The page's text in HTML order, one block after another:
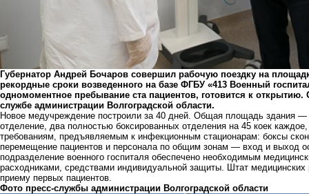
Губернатор Андрей Бочаров совершил рабочую поездку на
рекордные сроки возведенного на базе ФГБУ «413 Военный
одномоментное пребывание ста пациентов, готовится к
службе администрации Волгоградской области.
Новое медучреждение построили за 40 дней. Общая площадь здания
отделение, два полностью боксированных отделения на 45 коек
требованиям, предъявляемым к инфекционным стационарам: боксы
перемещение пациентов и персонала по общим зонам — вход и выход
подразделение военного госпиталя обеспечено необходимым
расходниками, средствами индивидуальной защиты. Штат медицинских
приему первых пациентов.
Фото пресс-службы администрации Волгоградской области